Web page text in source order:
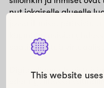
This website
nyt jokaiselle alueelle
käymään asioita
saatiin tehtyä
Digitaalinen yhteistyö
edennyt liitossa